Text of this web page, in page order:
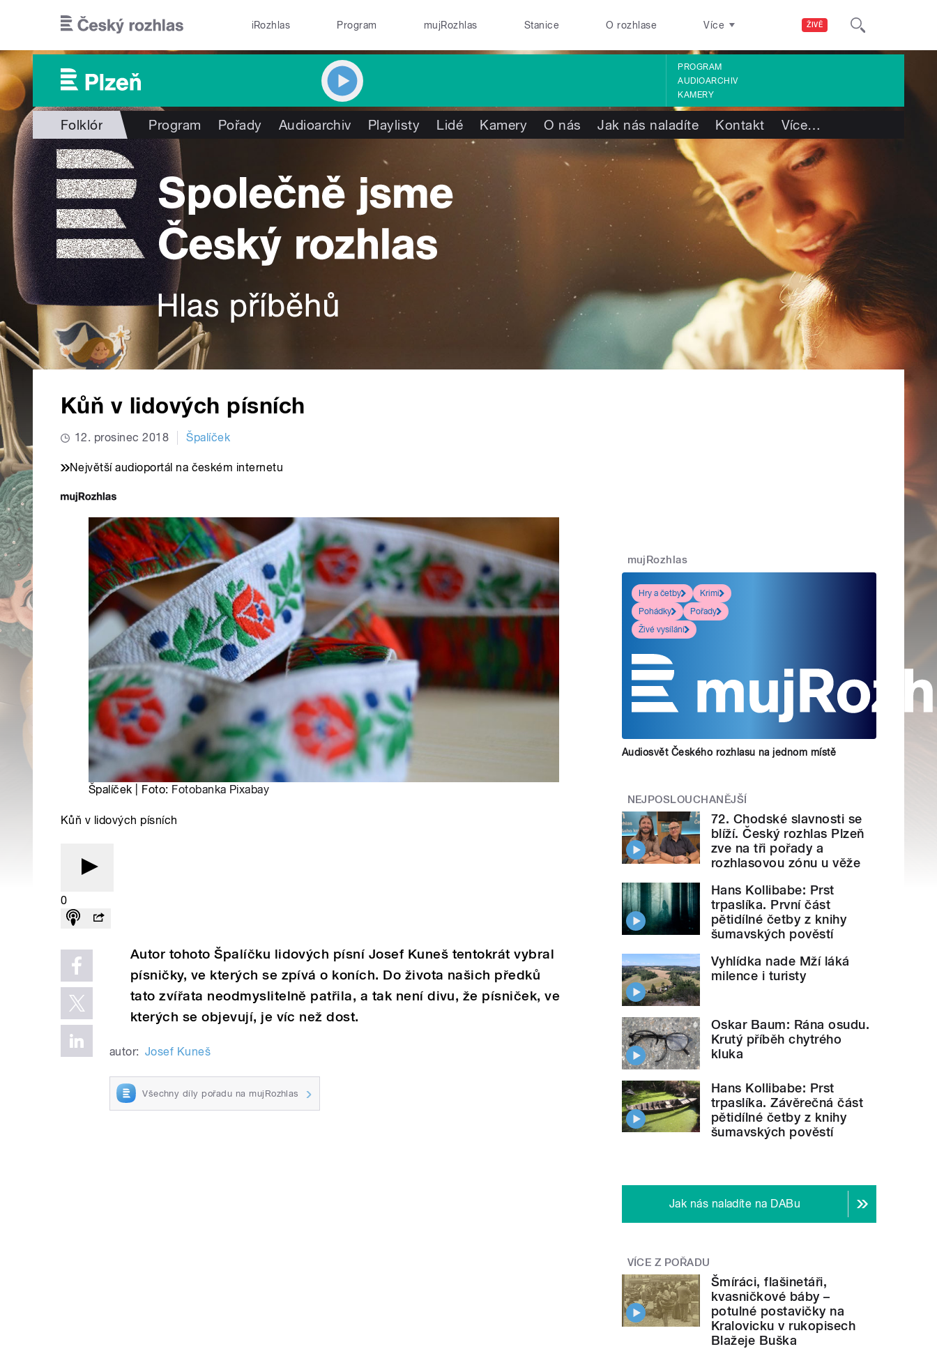
ŽIVĚ
iRozhlas Program mujRozhlas Stanice O rozhlase Více
PROGRAM
AUDIOARCHIV
KAMERY
Folklór Program Pořady Audioarchiv Playlisty Lidé Kamery O nás Jak nás naladíte Kontakt Více…
Kůň v lidových písních
12. prosinec 2018 Špalíček
Největší audioportál na českém internetu
Špalíček | Foto: Fotobanka Pixabay
Kůň v lidových písních
0
Autor tohoto Špalíčku lidových písní Josef Kuneš tentokrát vybral
písničky, ve kterých se zpívá o koních. Do života našich předků
tato zvířata neodmyslitelně patřila, a tak není divu, že písniček, ve
kterých se objevují, je víc než dost.
autor: Josef Kuneš
Všechny díly pořadu na mujRozhlas
mujRozhlas
Hry a četby
Krimi
Pohádky
Pořady
Živé vysílání
Audiosvět Českého rozhlasu na jednom místě
NEJPOSLOUCHANĚJŠÍ
72. Chodské slavnosti se
blíží. Český rozhlas Plzeň
zve na tři pořady a
rozhlasovou zónu u věže
Hans Kollibabe: Prst
trpaslíka. První část
pětidílné četby z knihy
šumavských pověstí
Vyhlídka nade Mží láká
milence i turisty
Oskar Baum: Rána osudu.
Krutý příběh chytrého
kluka
Hans Kollibabe: Prst
trpaslíka. Závěrečná část
pětidílné četby z knihy
šumavských pověstí
Jak nás naladíte na DABu
VÍCE Z POŘADU
Šmíráci, flašinetáři,
kvasničkové báby –
potulné postavičky na
Kralovicku v rukopisech
Blažeje Buška